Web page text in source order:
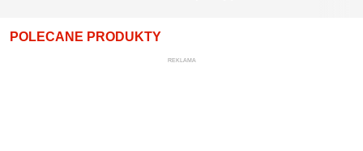
POLECANE PRODUKTY
REKLAMA